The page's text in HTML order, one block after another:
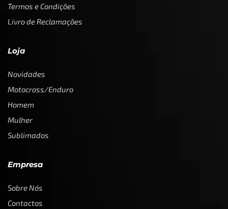
Termos e Condições
Livro de Reclamações
Loja
Novidades
Motocross/Enduro
Homem
Mulher
Sublimados
Empresa
Sobre Nós
Contactos